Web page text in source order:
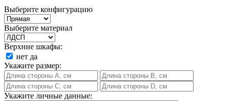
Выберите конфигурацию
Выберите материал
Верхние шкафы:
нет да
Укажите размер:
Укажите личные данные: